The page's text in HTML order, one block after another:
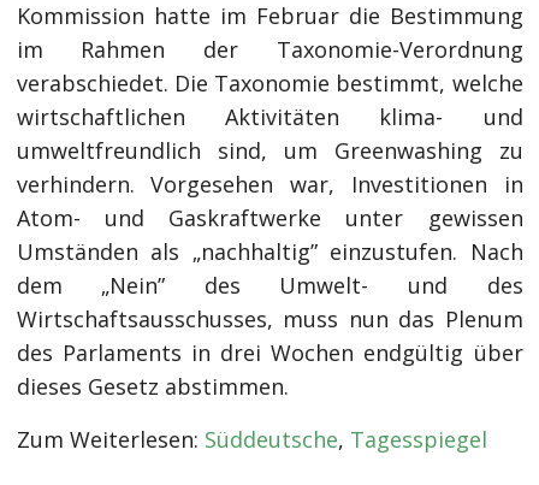
Kommission hatte im Februar die Bestimmung
im Rahmen der Taxonomie-Verordnung
verabschiedet. Die Taxonomie bestimmt, welche
wirtschaftlichen Aktivitäten klima- und
umweltfreundlich sind, um Greenwashing zu
verhindern. Vorgesehen war, Investitionen in
Atom- und Gaskraftwerke unter gewissen
Umständen als „nachhaltig” einzustufen. Nach
dem „Nein” des Umwelt- und des
Wirtschaftsausschusses, muss nun das Plenum
des Parlaments in drei Wochen endgültig über
dieses Gesetz abstimmen.
Zum Weiterlesen: Süddeutsche, Tagesspiegel